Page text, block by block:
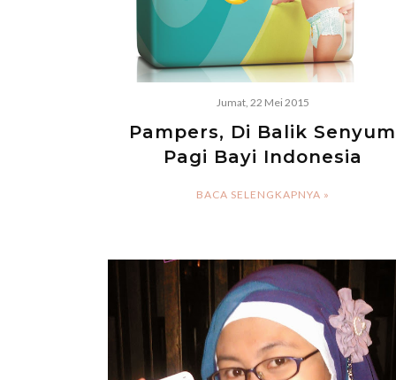
Jumat, 22 Mei 2015
Pampers, Di Balik Senyum
Pagi Bayi Indonesia
BACA SELENGKAPNYA »